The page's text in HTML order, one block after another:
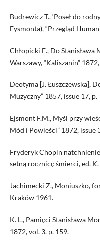
Budrewicz T., ‘Poseł do
Eysmonta), “Przegląd
Chłopicki E., Do Stanisława
Warszawy, “Kaliszanin”
Deotyma [J. Łuszczewska],
Muzyczny” 1857, issue 17, p.
Ejsmont F.M., Myśl przy
Mód i Powieści” 1872, issue
Fryderyk Chopin
setną rocznicę śmierci, ed.
Jachimecki Z., Moniuszko,
Kraków 1961.
K. L., Pamięci Stanisława
1872, vol. 3, p. 159.